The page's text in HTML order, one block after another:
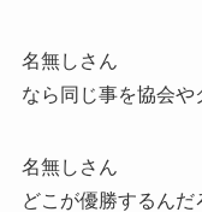
名無しさん
なら同じ事を協会や
名無しさん
どこが優勝するんだ